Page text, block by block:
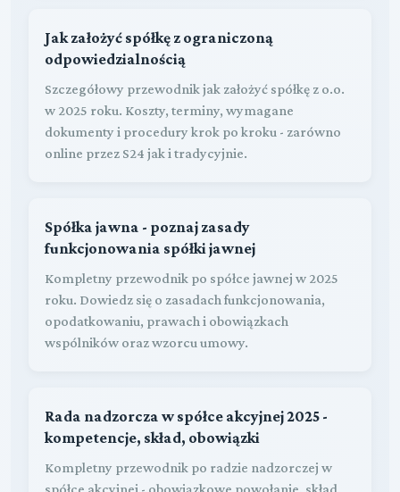
Jak założyć spółkę z ograniczoną
odpowiedzialnością
Szczegółowy przewodnik jak założyć spółkę z o.o.
w 2025 roku. Koszty, terminy, wymagane
dokumenty i procedury krok po kroku - zarówno
online przez S24 jak i tradycyjnie.
Spółka jawna - poznaj zasady
funkcjonowania spółki jawnej
Kompletny przewodnik po spółce jawnej w 2025
roku. Dowiedz się o zasadach funkcjonowania,
opodatkowaniu, prawach i obowiązkach
wspólników oraz wzorcu umowy.
Rada nadzorcza w spółce akcyjnej 2025 -
kompetencje, skład, obowiązki
Kompletny przewodnik po radzie nadzorczej w
spółce akcyjnej - obowiązkowe powołanie, skład,